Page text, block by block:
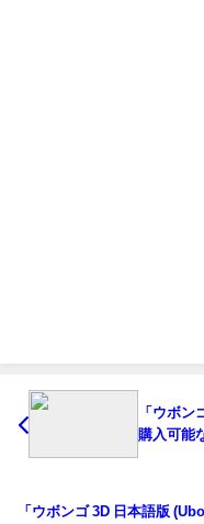
「ウボ
購入可能
「ウボンゴ 3D 日本語版